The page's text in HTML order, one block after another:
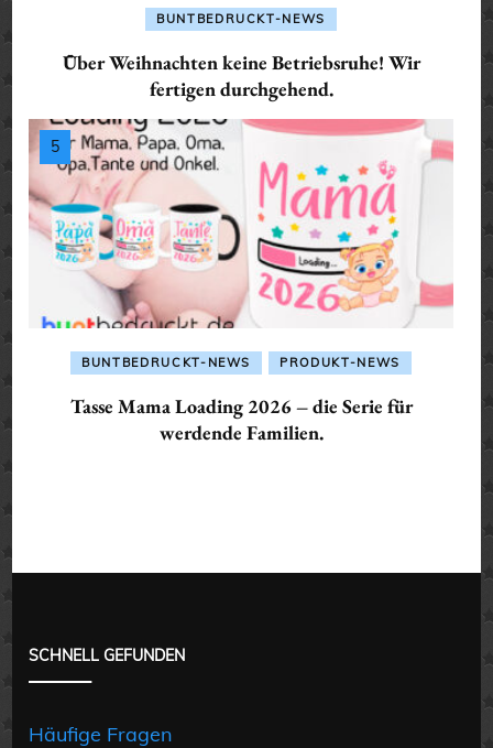
BUNTBEDRUCKT-NEWS
Über Weihnachten keine Betriebsruhe! Wir
fertigen durchgehend.
BUNTBEDRUCKT-NEWS PRODUKT-NEWS
Tasse Mama Loading 2026 – die Serie für
werdende Familien.
SCHNELL GEFUNDEN
Häufige Fragen